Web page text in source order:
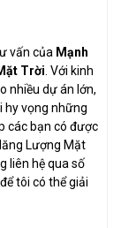
vấn của Mạnh
Trời . Với kinh
nhiều dự án lớn,
hy vọng những
các bạn có được
Lượng Mặt
liên hệ qua số
tôi có thể giải